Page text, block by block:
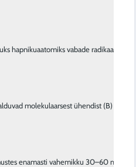
hapnikuaatomiks vabade radikaalidena.
molekulaarsest ühendist (B)
enamasti vahemikku 30–60